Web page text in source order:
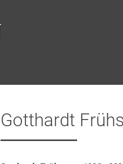
Gotthardt